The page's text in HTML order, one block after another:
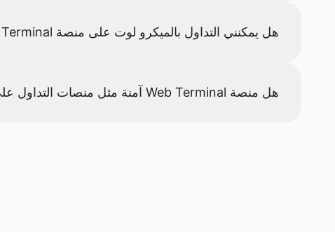
هل يمكنني التداول بالميكرو لوت على منصة MetaTrader Web Terminal؟
هل منصة Web Terminal آمنة مثل منصات التداول على سطح المكتب؟